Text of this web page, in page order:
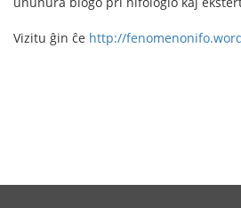
Vizitu ĝin ĉe http://